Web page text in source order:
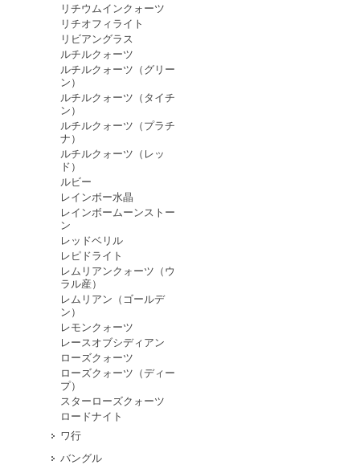
リチウムインクォーツ
リチオフィライト
リビアングラス
ルチルクォーツ
ルチルクォーツ（グリー
ン）
ルチルクォーツ（タイチ
ン）
ルチルクォーツ（プラチ
ナ）
ルチルクォーツ（レッ
ド）
ルビー
レインボー水晶
レインボームーンストー
ン
レッドベリル
レピドライト
レムリアンクォーツ（ウ
ラル産）
レムリアン（ゴールデ
ン）
レモンクォーツ
レースオブシディアン
ローズクォーツ
ローズクォーツ（ディー
プ）
スターローズクォーツ
ロードナイト
ワ行
バングル